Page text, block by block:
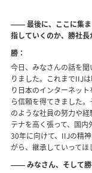
―― 最後に、ここに集ま
指していくのか、勝社長
勝：
今日、みなさんの話を
りました。これまでIIJ
り日本のインターネッ
ら信頼を得てきました
のような社員の努力や
テナを高く張って、国
30年に向けて、IIJの精
がら、継承していってほ
―― みなさん、そして勝